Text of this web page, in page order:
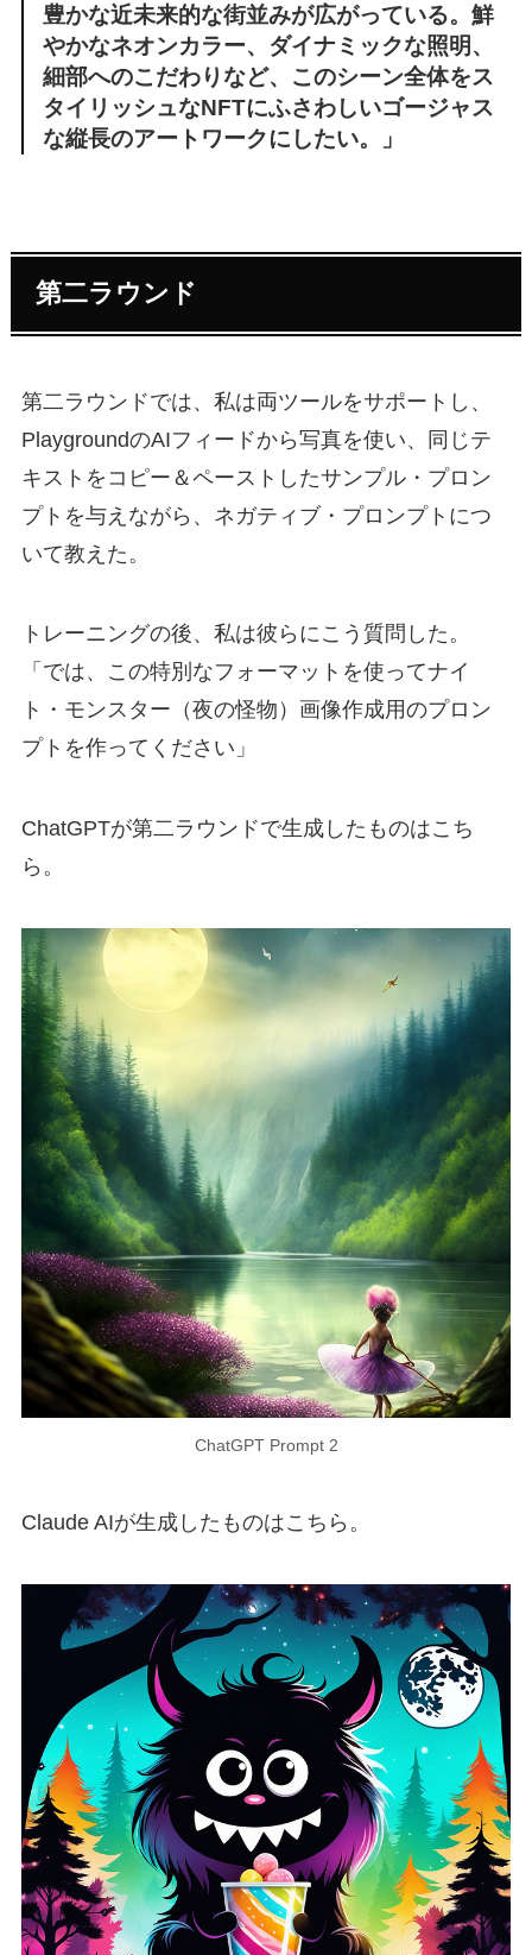
豊かな近未来的な街並みが広がっている。鮮
やかなネオンカラー、ダイナミックな照明、
細部へのこだわりなど、このシーン全体をス
タイリッシュなNFTにふさわしいゴージャス
な縦長のアートワークにしたい。」
第二ラウンド
第二ラウンドでは、私は両ツールをサポートし、
PlaygroundのAIフィードから写真を使い、同じテ
キストをコピー＆ペーストしたサンプル・プロン
プトを与えながら、ネガティブ・プロンプトにつ
いて教えた。
トレーニングの後、私は彼らにこう質問した。
「では、この特別なフォーマットを使ってナイ
ト・モンスター（夜の怪物）画像作成用のプロン
プトを作ってください」
ChatGPTが第二ラウンドで生成したものはこち
ら。
ChatGPT Prompt 2
Claude AIが生成したものはこちら。